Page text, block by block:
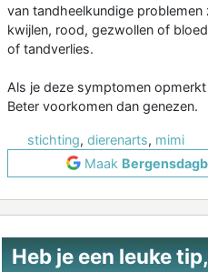
van tandheelkundige
kwijlen, rood, gezwollen of
of tandverlies.
Als je deze symptomen
Beter voorkomen dan genezen.
stichting, dierenarts, mimi
Maak
Heb je een leuke